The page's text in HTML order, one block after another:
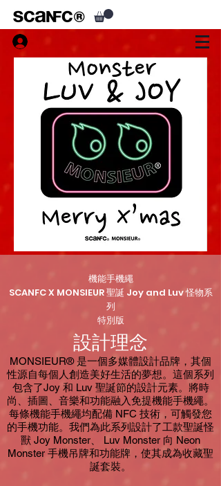
機能手機繩
SCANFC X MONSIEUR 聖誕 Joy and Luv 怪物系
列
特別版
設計理念
MONSIEUR® 是一個多媒體設計品牌，其個
性源自每個人創造美好生活的夢想。這個系列
包含了Joy 和 Luv 聖誕節的設計元素。將時
尚、插圖、音樂和功能融入免提機能手機繩。
每條機能手機繩均配備 NFC 技術，可觸發您
的手機功能。我們為此系列設計了工款聖誕怪
獸 Joy Monster、 Luv Monster 向 Neon
Monster 手機吊牌和功能牌，使其成為收藏聖
誕套裝。